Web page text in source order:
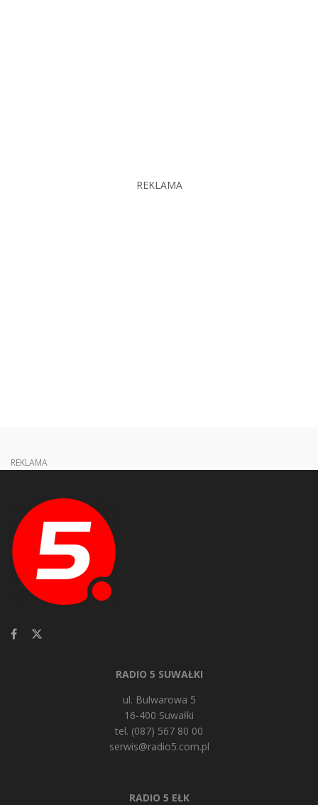
REKLAMA
REKLAMA
RADIO 5 SUWAŁKI
ul. Bulwarowa 5
16-400 Suwałki
tel. (087) 567 80 00
serwis@radio5.com.pl
RADIO 5 EŁK